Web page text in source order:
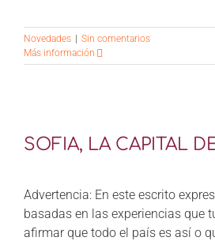
Novedades
Sin comentarios
Más información
SOFIA, LA CAPITAL
Advertencia: En este escrito
basadas en las experiencias que
afirmar que todo el país es así o